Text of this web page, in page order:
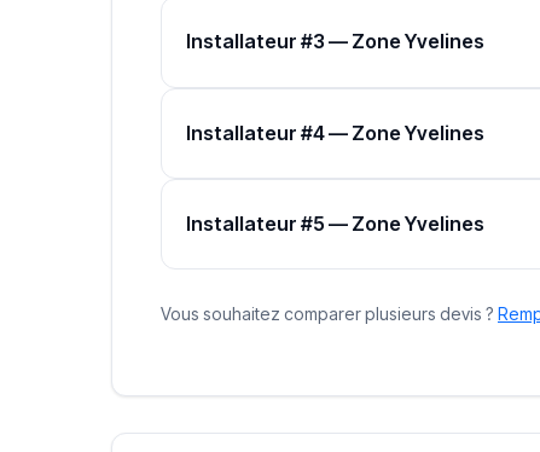
Installateur #3 — Zone Yvelines
Installateur #4 — Zone Yvelines
Installateur #5 — Zone Yvelines
Vous souhaitez comparer plusieurs devis ?